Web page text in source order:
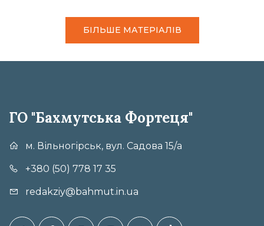
БІЛЬШЕ МАТЕРІАЛІВ
ГО "Бахмутська Фортеця"
м. Вільногірськ, вул. Садова 15/а
+380 (50) 778 17 35
redakziy@bahmut.in.ua